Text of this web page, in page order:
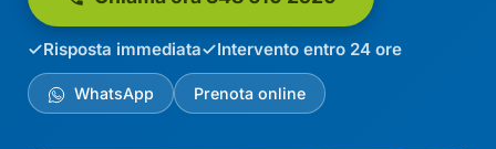
Risposta immediata Intervento entro 24 ore
WhatsApp Prenota online